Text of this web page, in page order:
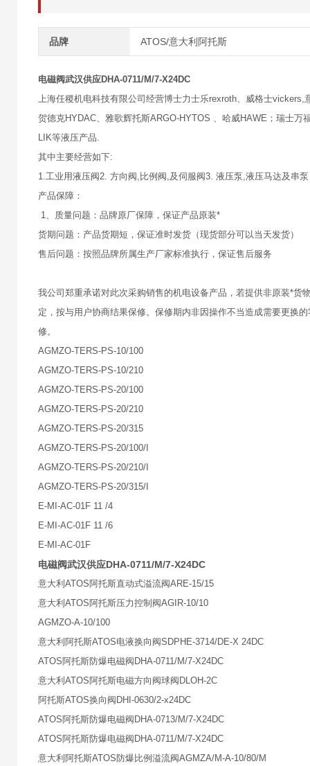
品牌 ATOS/意大利阿托斯
电磁阀武汉供应DHA-0711/M/7-X24DC
上海任稷机电科技有限公司经营博士力士乐rexroth、威格士
贺德克HYDAC、雅歌辉托斯ARGO-HYTOS 、哈威HAWE；瑞士
LIK等液压产品.
其中主要经营如下:
1.工业用液压阀2. 方向阀,比例阀,及伺服阀3. 液压泵,液压马达及串
产品保障：
1、质量问题：品牌原厂保障，保证产品原装*
货期问题：产品货期短，保证准时发货（现货部分可以当天发货）
售后问题：按照品牌所属生产厂家标准执行，保证售后服务
我公司郑重承诺对此次采购销售的机电设备产品，若提供非原装*
定，按与用户协商结果保修。保修期内非因操作不当造成需要更换
修。
AGMZO-TERS-PS-10/100
AGMZO-TERS-PS-10/210
AGMZO-TERS-PS-20/100
AGMZO-TERS-PS-20/210
AGMZO-TERS-PS-20/315
AGMZO-TERS-PS-20/100/I
AGMZO-TERS-PS-20/210/I
AGMZO-TERS-PS-20/315/I
E-MI-AC-01F 11 /4
E-MI-AC-01F 11 /6
E-MI-AC-01F
电磁阀武汉供应DHA-0711/M/7-X24DC
意大利ATOS阿托斯直动式溢流阀ARE-15/15
意大利ATOS阿托斯压力控制阀AGIR-10/10
AGMZO-A-10/100
意大利阿托斯ATOS电液换向阀SDPHE-3714/DE-X 24DC
ATOS阿托斯防爆电磁阀DHA-0711/M/7-X24DC
意大利ATOS阿托斯电磁方向阀球阀DLOH-2C
阿托斯ATOS换向阀DHI-0630/2-x24DC
ATOS阿托斯防爆电磁阀DHA-0713/M/7-X24DC
ATOS阿托斯防爆电磁阀DHA-0711/M/7-X24DC
意大利阿托斯ATOS防爆比例溢流阀AGMZA/M-A-10/80/M